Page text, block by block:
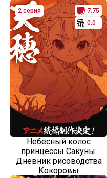
2 серия
7.75
0.0
Небесный колос
принцессы Сакуны:
Дневник рисоводства
Кокоровы